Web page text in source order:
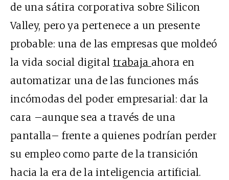
de una sátira corporativa sobre Silicon
Valley, pero ya pertenece a un presente
probable: una de las empresas que moldeó
la vida social digital trabaja ahora en
automatizar una de las funciones más
incómodas del poder empresarial: dar la
cara –aunque sea a través de una
pantalla– frente a quienes podrían perder
su empleo como parte de la transición
hacia la era de la inteligencia artificial.